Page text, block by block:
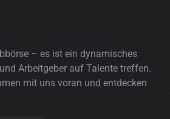
– es ist ein dynamisches
Arbeitgeber auf Talente treffen.
mit uns voran und entdecken